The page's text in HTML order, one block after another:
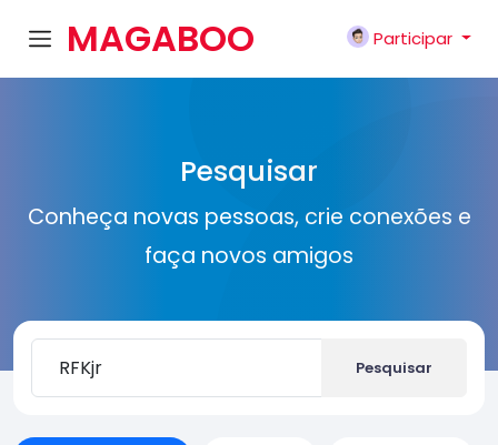
MAGABOO
Participar
Pesquisar
Conheça novas pessoas, crie conexões e
faça novos amigos
Pesquisar